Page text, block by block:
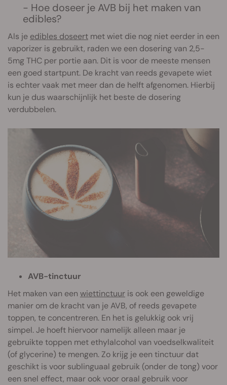
- Hoe doseer je AVB bij het maken van
edibles?
Als je edibles doseert met wiet die nog niet eerder in een
vaporizer is gebruikt, raden we een dosering van 2,5-
5mg THC per portie aan. Dit is voor de meeste mensen
een goed startpunt. De kracht van reeds gevapete wiet
is echter vaak met meer dan de helft afgenomen. Hierbij
kun je dus waarschijnlijk het beste de dosering
verdubbelen.
AVB-tinctuur
Het maken van een wiettinctuur is ook een geweldige
manier om de kracht van je AVB, of reeds gevapete
toppen, te concentreren. En het is gelukkig ook vrij
simpel. Je hoeft hiervoor namelijk alleen maar je
gebruikte toppen met ethylalcohol van voedselkwaliteit
(of glycerine) te mengen. Zo krijg je een tinctuur dat
geschikt is voor sublinguaal gebruik (onder de tong) voor
een snel effect, maar ook voor oraal gebruik voor